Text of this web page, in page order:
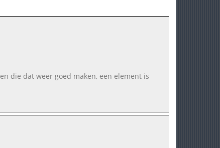
die dat weer goed maken, een element is